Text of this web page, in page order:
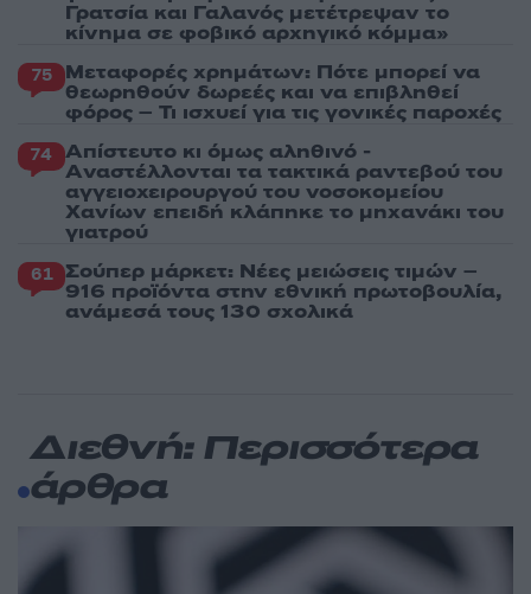
Γρατσία και Γαλανός μετέτρεψαν το
κίνημα σε φοβικό αρχηγικό κόμμα»
75 Μεταφορές χρημάτων: Πότε μπορεί να
θεωρηθούν δωρεές και να επιβληθεί
φόρος – Τι ισχυεί για τις γονικές παροχές
74 Απίστευτο κι όμως αληθινό -
Aναστέλλονται τα τακτικά ραντεβού του
αγγειοχειρουργού του νοσοκομείου
Χανίων επειδή κλάπηκε το μηχανάκι του
γιατρού
61 Σούπερ μάρκετ: Νέες μειώσεις τιμών –
916 προϊόντα στην εθνική πρωτοβουλία,
ανάμεσά τους 130 σχολικά
Διεθνή: Περισσότερα
άρθρα